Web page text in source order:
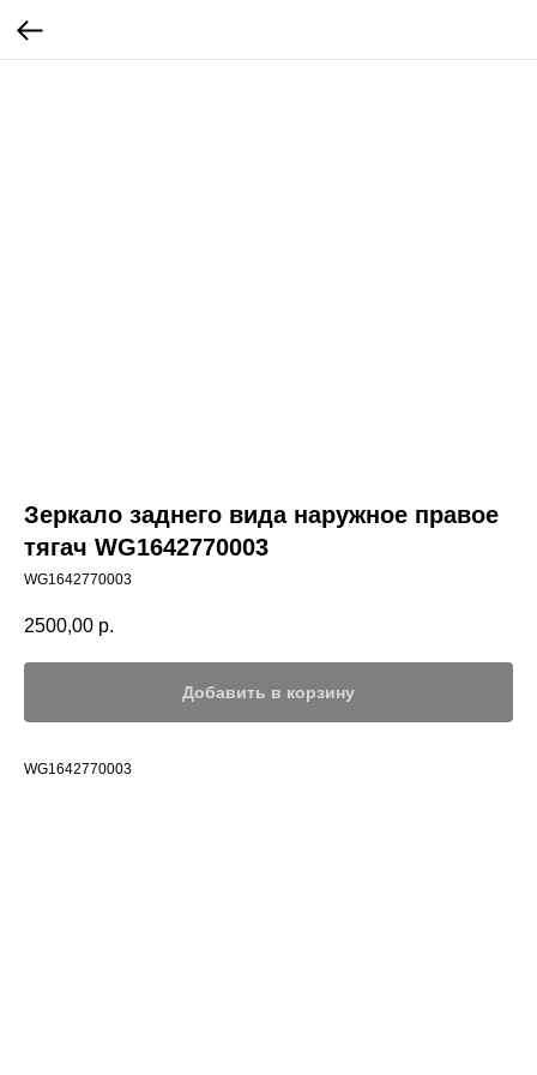
Зеркало заднего вида наружное правое
тягач WG1642770003
WG1642770003
2500,00 р.
Добавить в корзину
WG1642770003